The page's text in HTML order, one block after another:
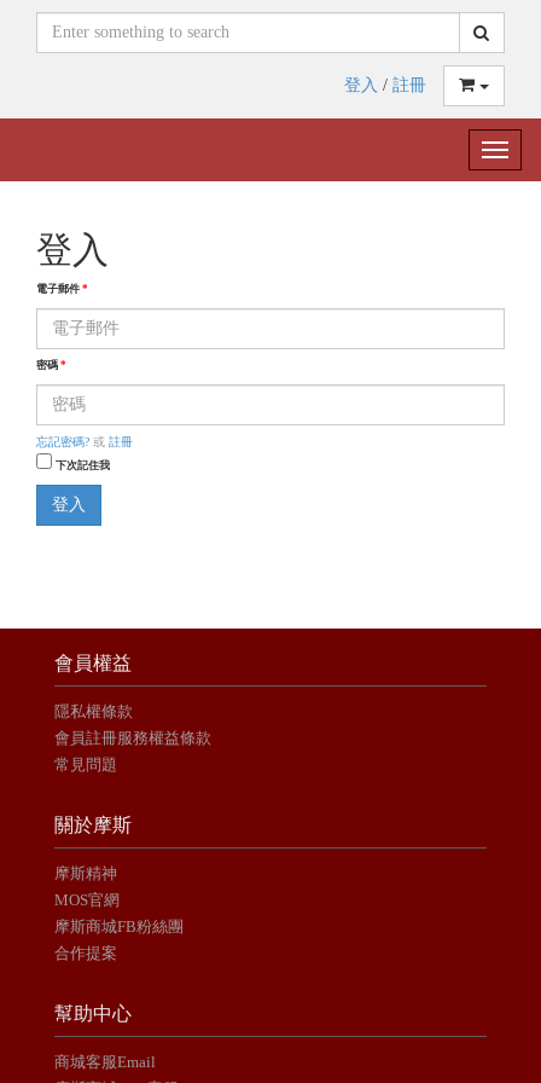
登入 / 註冊
Toggle
登入
電子郵件 *
密碼 *
忘記密碼? 或 註冊
下次記住我
登入
會員權益
隱私權條款
會員註冊服務權益條款
常見問題
關於摩斯
摩斯精神
MOS官網
摩斯商城FB粉絲團
合作提案
幫助中心
商城客服Email